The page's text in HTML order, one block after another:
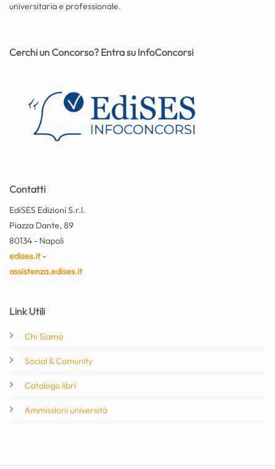
universitaria e professionale.
Contatti
EdiSES Edizioni S.r.l.
Piazza Dante, 89
80134 - Napoli
edises.it-
assistenza.edises.it
Link Utili
Chi Siamo
Social & Comunity
Catalogo libri
Ammissioni università
Cerchi un Concorso? Entra su InfoConcorsi